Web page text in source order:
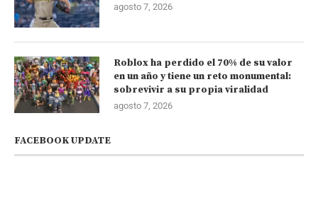
agosto 7, 2026
Roblox ha perdido el 70% de su valor
en un año y tiene un reto monumental:
sobrevivir a su propia viralidad
agosto 7, 2026
FACEBOOK UPDATE